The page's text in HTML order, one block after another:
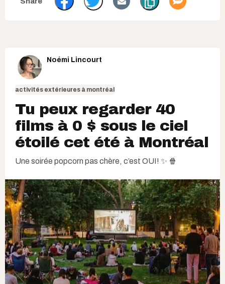
Noémi Lincourt
activités extérieures à montréal
Tu peux regarder 40
films à 0 $ sous le ciel
étoilé cet été à Montréal
Une soirée popcorn pas chère, c’est OUI! ✨ 🍿